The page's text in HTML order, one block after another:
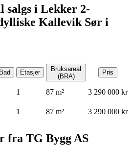
salgs i Lekker 2-
Kallevik Sør i
Bad Etasjer
Bruksareal
(BRA)
Pris
1 87 m²
3 290 000 kr
1 87 m² 3 290 000 kr
fra TG Bygg AS